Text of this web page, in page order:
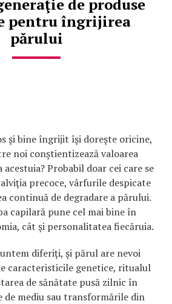
de produse
pentru îngrijirea
părului
şi bine îngrijit îşi doreşte oricine,
noi conştientizează valoarea
Probabil doar cei care se
precoce, vârfurile despicate
continuă de degradare a părului.
capilară pune cel mai bine în
cât şi personalitatea fiecăruia.
diferiţi, şi părul are nevoi
caracteristicile genetice, ritualul
de sănătate pusă zilnic în
de mediu sau transformările din